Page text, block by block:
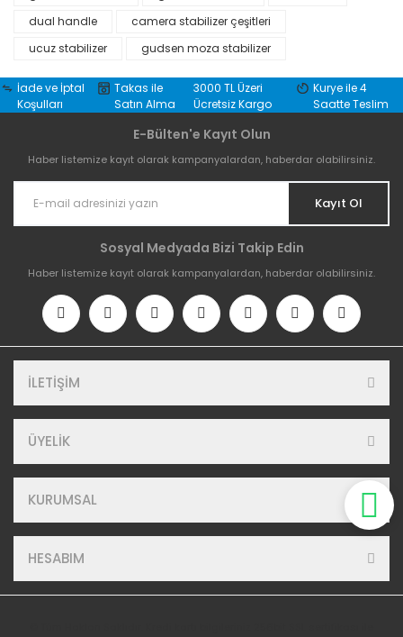
dual handle
camera stabilizer çeşitleri
ucuz stabilizer
gudsen moza stabilizer
İade ve İptal
Koşulları
Takas ile
Satın Alma
3000 TL Üzeri
Ücretsiz Kargo
Kurye ile 4
Saatte Teslim
E-Bülten'e Kayıt Olun
Haber listemize kayıt olarak kampanyalardan, haberdar olabilirsiniz.
Kayıt Ol
Sosyal Medyada Bizi Takip Edin
Haber listemize kayıt olarak kampanyalardan, haberdar olabilirsiniz.
İLETİŞİM
ÜYELİK
KURUMSAL
HESABIM